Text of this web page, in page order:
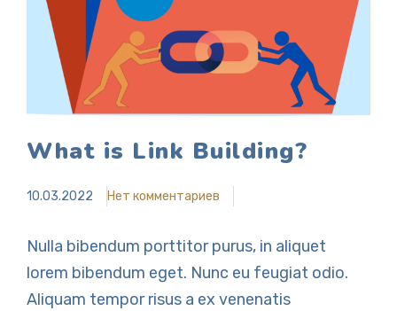
What is Link Building?
10.03.2022 Нет комментариев
Nulla bibendum porttitor purus, in aliquet
lorem bibendum eget. Nunc eu feugiat odio.
Aliquam tempor risus a ex venenatis